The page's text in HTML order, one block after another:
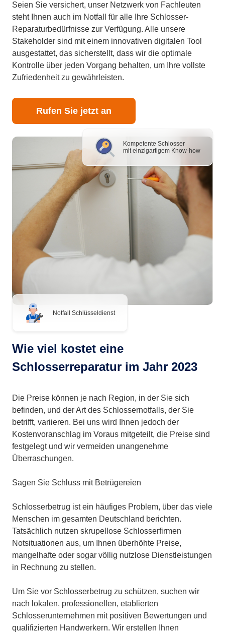
Kompetente Schlosser
mit einzigartigem Know-how
Notfall Schlüsseldienst
Seien Sie versichert, unser Netzwerk von Fachleuten
steht Ihnen auch im Notfall für alle Ihre Schlosser-
Reparaturbedürfnisse zur Verfügung. Alle unsere
Stakeholder sind mit einem innovativen digitalen Tool
ausgestattet, das sicherstellt, dass wir die optimale
Kontrolle über jeden Vorgang behalten, um Ihre vollste
Zufriedenheit zu gewährleisten.
Rufen Sie jetzt an
Wie viel kostet eine
Schlosserreparatur im Jahr 2023
Die Preise können je nach Region, in der Sie sich
befinden, und der Art des Schlossernotfalls, der Sie
betrifft, variieren. Bei uns wird Ihnen jedoch der
Kostenvoranschlag im Voraus mitgeteilt, die Preise sind
festgelegt und wir vermeiden unangenehme
Überraschungen.
Sagen Sie Schluss mit Betrügereien
Schlosserbetrug ist ein häufiges Problem, über das viele
Menschen im gesamten Deutschland berichten.
Tatsächlich nutzen skrupellose Schlosserfirmen
Notsituationen aus, um Ihnen überhöhte Preise,
mangelhafte oder sogar völlig nutzlose Dienstleistungen
in Rechnung zu stellen.
Um Sie vor Schlosserbetrug zu schützen, suchen wir
nach lokalen, professionellen, etablierten
Schlosserunternehmen mit positiven Bewertungen und
qualifizierten Handwerkern. Wir erstellen Ihnen